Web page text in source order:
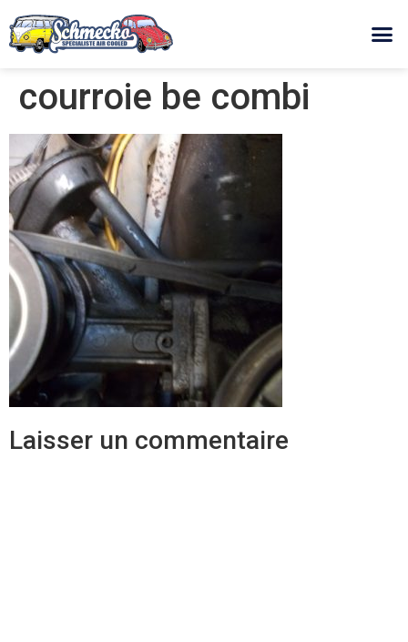
courroie be combi
Laisser un commentaire